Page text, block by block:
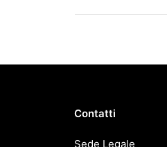
Contatti
Sede Legale